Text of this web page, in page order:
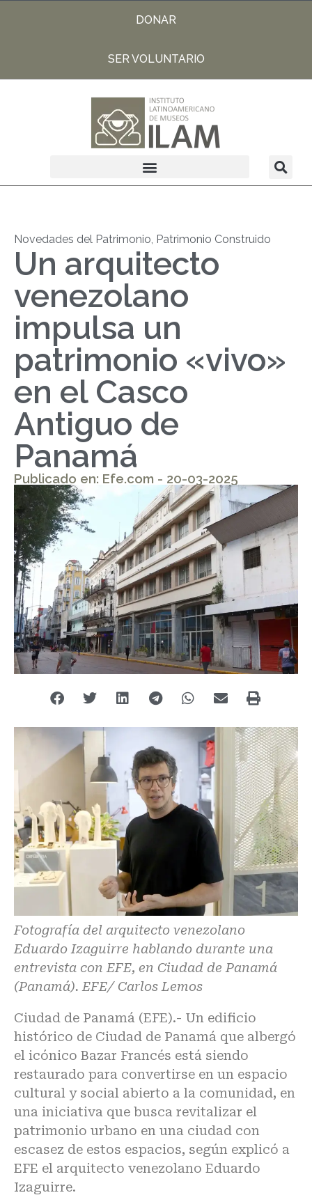
DONAR
SER VOLUNTARIO
Novedades del Patrimonio, Patrimonio Construido
Un arquitecto
venezolano
impulsa un
patrimonio «vivo»
en el Casco
Antiguo de
Panamá
Publicado en: Efe.com - 20-03-2025
Fotografía del arquitecto venezolano
Eduardo Izaguirre hablando durante una
entrevista con EFE, en Ciudad de Panamá
(Panamá). EFE/ Carlos Lemos
Ciudad de Panamá (EFE).- Un edificio
histórico de Ciudad de Panamá que albergó
el icónico Bazar Francés está siendo
restaurado para convertirse en un espacio
cultural y social abierto a la comunidad, en
una iniciativa que busca revitalizar el
patrimonio urbano en una ciudad con
escasez de estos espacios, según explicó a
EFE el arquitecto venezolano Eduardo
Izaguirre.